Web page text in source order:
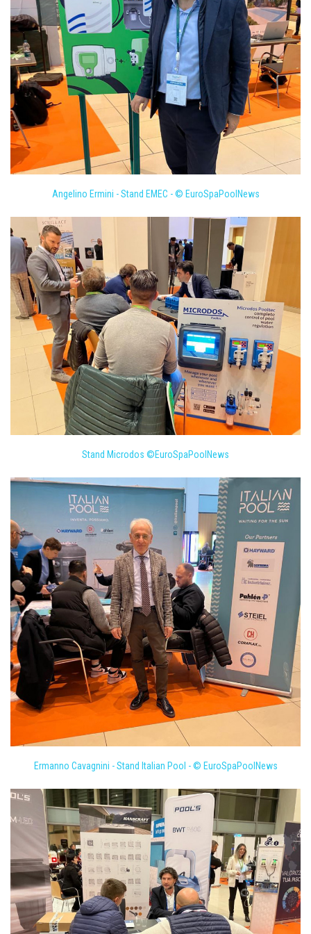
Angelino Ermini - Stand EMEC - © EuroSpaPoolNews
Stand Microdos ©EuroSpaPoolNews
Ermanno Cavagnini - Stand Italian Pool - © EuroSpaPoolNews